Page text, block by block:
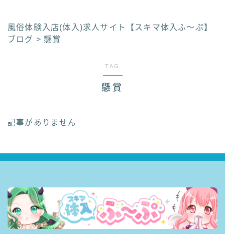
風俗体験入店(体入)求人サイト【スキマ体入ふ〜ぷ】
ブログ > 懸賞
TAG
懸賞
記事がありません